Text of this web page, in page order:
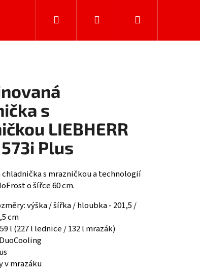
Hledat PřihlášeníNákupní
s
LIEBHERR
Plus
chladnička s mrazničkou a technologií
o šířce 60 cm.
výška / šířka / hloubka - 201,5 /
cm
l (227 l lednice / 132 l mrazák)
v mrazáku